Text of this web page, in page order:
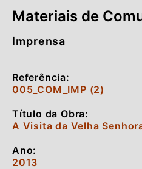
Materiais de
Imprensa
Referência:
005_COM_IMP (2)
Título da Obra:
A Visita da Velha
Ano:
2013